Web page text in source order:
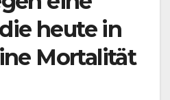
heute in
Mortalität